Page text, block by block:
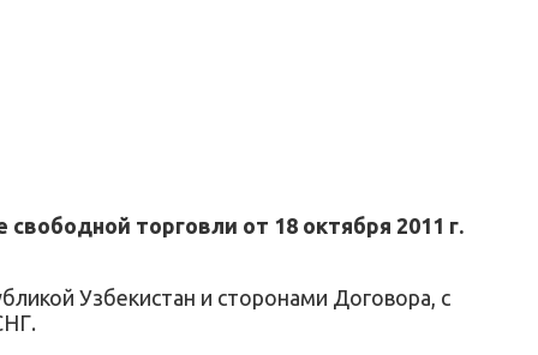
торговли от 18 октября 2011 г.
Узбекистан и сторонами Договора, с